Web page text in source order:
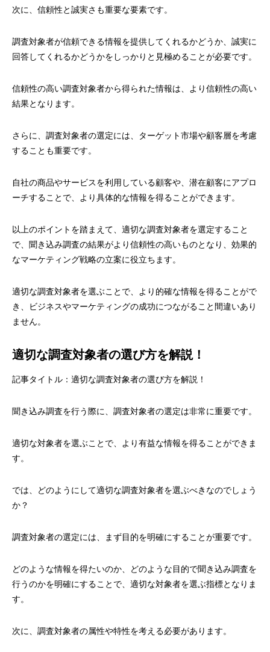
次に、信頼性と誠実さも重要な要素です。
調査対象者が信頼できる情報を提供してくれるかどうか、誠実に
回答してくれるかどうかをしっかりと見極めることが必要です。
信頼性の高い調査対象者から得られた情報は、より信頼性の高い
結果となります。
さらに、調査対象者の選定には、ターゲット市場や顧客層を考慮
することも重要です。
自社の商品やサービスを利用している顧客や、潜在顧客にアプロ
ーチすることで、より具体的な情報を得ることができます。
以上のポイントを踏まえて、適切な調査対象者を選定すること
で、聞き込み調査の結果がより信頼性の高いものとなり、効果的
なマーケティング戦略の立案に役立ちます。
適切な調査対象者を選ぶことで、より的確な情報を得ることがで
き、ビジネスやマーケティングの成功につながること間違いあり
ません。
適切な調査対象者の選び方を解説！
記事タイトル：適切な調査対象者の選び方を解説！
聞き込み調査を行う際に、調査対象者の選定は非常に重要です。
適切な対象者を選ぶことで、より有益な情報を得ることができま
す。
では、どのようにして適切な調査対象者を選ぶべきなのでしょう
か？
調査対象者の選定には、まず目的を明確にすることが重要です。
どのような情報を得たいのか、どのような目的で聞き込み調査を
行うのかを明確にすることで、適切な対象者を選ぶ指標となりま
す。
次に、調査対象者の属性や特性を考える必要があります。